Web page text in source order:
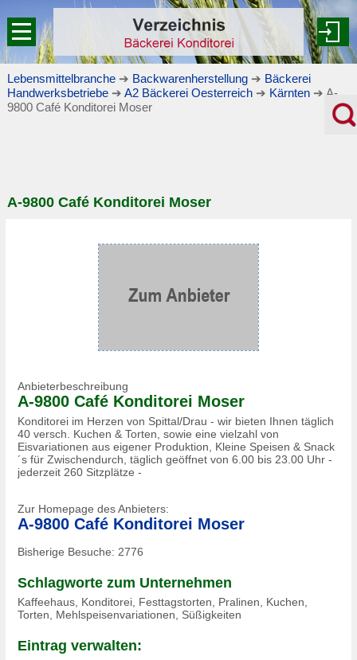
Lebensmittelbranche ➔ Backwarenherstellung ➔ Bäckerei
Handwerksbetriebe ➔ A2 Bäckerei Oesterreich ➔ Kärnten ➔ A-
9800 Café Konditorei Moser
A-9800 Café Konditorei Moser
Anbieterbeschreibung
A-9800 Café Konditorei Moser
Konditorei im Herzen von Spittal/Drau - wir bieten Ihnen täglich
40 versch. Kuchen & Torten, sowie eine vielzahl von
Eisvariationen aus eigener Produktion, Kleine Speisen & Snack
´s für Zwischendurch, täglich geöffnet von 6.00 bis 23.00 Uhr -
jederzeit 260 Sitzplätze -
Zur Homepage des Anbieters:
A-9800 Café Konditorei Moser
Bisherige Besuche: 2776
Schlagworte zum Unternehmen
Kaffeehaus, Konditorei, Festtagstorten, Pralinen, Kuchen,
Torten, Mehlspeisenvariationen, Süßigkeiten
Eintrag verwalten: